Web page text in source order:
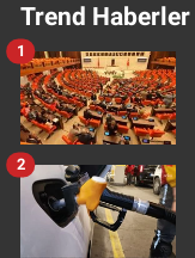
Trend Haberler
1
2